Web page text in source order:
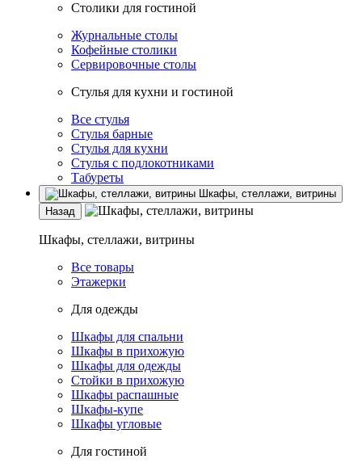
Столики для гостиной
Журнальные столы
Кофейные столики
Сервировочные столы
Стулья для кухни и гостиной
Все стулья
Стулья барные
Стулья для кухни
Стулья с подлокотниками
Табуреты
Шкафы, стеллажи, витрины
Назад
Шкафы, стеллажи, витрины
Все товары
Этажерки
Для одежды
Шкафы для спальни
Шкафы в прихожую
Шкафы для одежды
Стойки в прихожую
Шкафы распашные
Шкафы-купе
Шкафы угловые
Для гостиной